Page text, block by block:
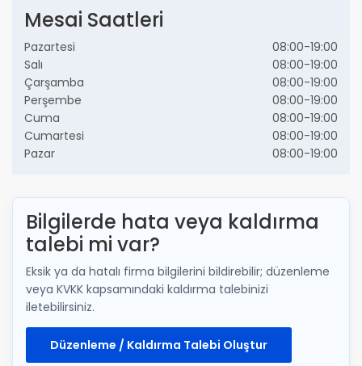
Mesai Saatleri
Pazartesi
08:00-19:00
Salı
08:00-19:00
Çarşamba
08:00-19:00
Perşembe
08:00-19:00
Cuma
08:00-19:00
Cumartesi
08:00-19:00
Pazar
08:00-19:00
Bilgilerde hata veya kaldırma
talebi mi var?
Eksik ya da hatalı firma bilgilerini bildirebilir; düzenleme
veya KVKK kapsamındaki kaldırma talebinizi
iletebilirsiniz.
Düzenleme / Kaldırma Talebi Oluştur